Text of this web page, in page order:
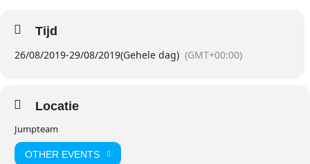
Tijd
26/08/2019-29/08/2019(Gehele dag) (GMT+00:00)
Locatie
Jumpteam
OTHER EVENTS